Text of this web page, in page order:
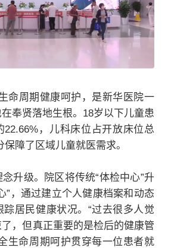
命周期健康呵护，是新华医院一
奉贤落地生根。18岁以下儿童患
22.66%，儿科床位占开放床位总
障了区域儿童就医需求。
升级。院区将传统“体检中心”升
”，通过建立个人健康档案和动态
居民健康状况。“过去很多人觉
，但真正重要的是检后的健康管
生命周期呵护贯穿每一位患者就